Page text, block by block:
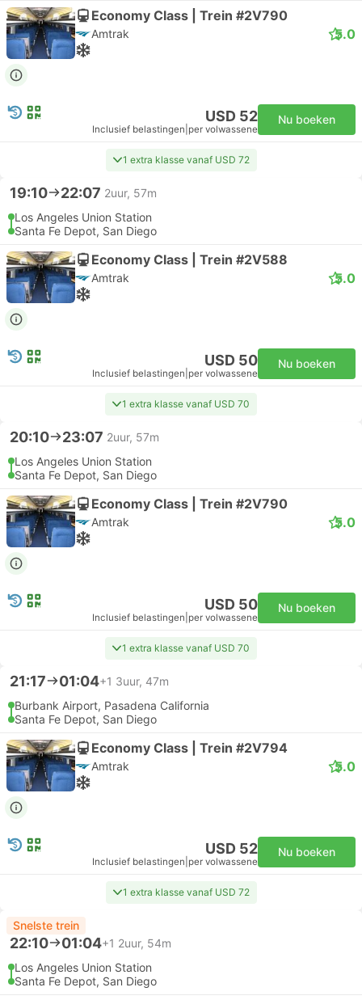
Economy Class | Trein #2V790
Amtrak 5.0
USD 52
Inclusief belastingen per volwassene
Nu boeken
1 extra klasse vanaf USD 72
19:10 22:07 2uur, 57m
Los Angeles Union Station
Santa Fe Depot, San Diego
Economy Class | Trein #2V588
Amtrak 5.0
USD 50
Inclusief belastingen per volwassene
Nu boeken
1 extra klasse vanaf USD 70
20:10 23:07 2uur, 57m
Los Angeles Union Station
Santa Fe Depot, San Diego
Economy Class | Trein #2V790
Amtrak 5.0
USD 50
Inclusief belastingen per volwassene
Nu boeken
1 extra klasse vanaf USD 70
21:17 01:04+1 3uur, 47m
Burbank Airport, Pasadena California
Santa Fe Depot, San Diego
Economy Class | Trein #2V794
Amtrak 5.0
USD 52
Inclusief belastingen per volwassene
Nu boeken
1 extra klasse vanaf USD 72
Snelste trein
22:10 01:04+1 2uur, 54m
Los Angeles Union Station
Santa Fe Depot, San Diego